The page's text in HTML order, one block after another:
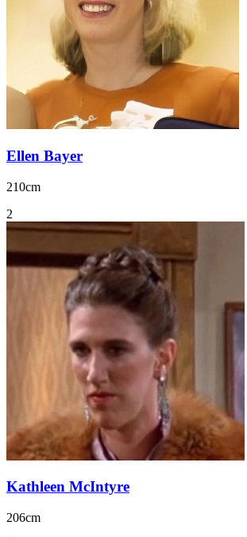
Ellen Bayer
210cm
2
Kathleen McIntyre
206cm